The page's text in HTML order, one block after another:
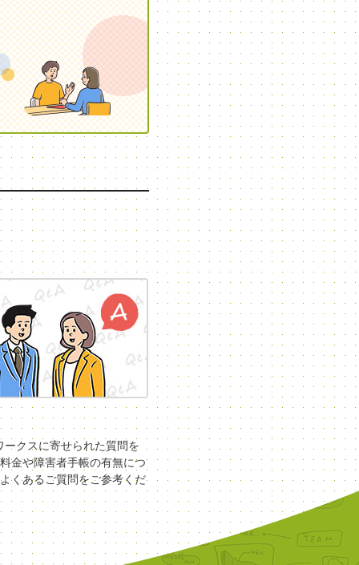
ークスに寄せられた質問を
金や障害者手帳の有無につ
くあるご質問をご参考くだ